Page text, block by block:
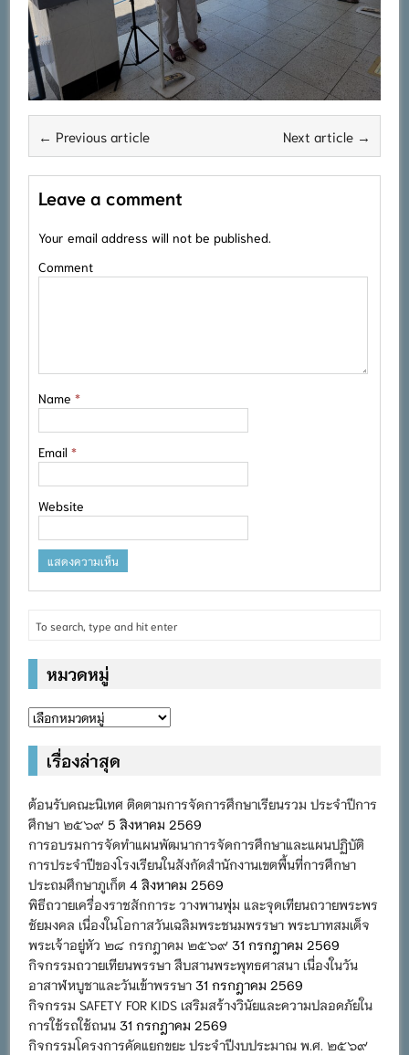
← Previous article Next article →
Leave a comment
Your email address will not be published.
Comment
Name*
Email*
Website
หมวดหมู่
หมวด
เรื่องล่าสุด
ต้อนรับคณะนิเทศ ติดตามการจัดการศึกษาเรียนรวม ประจำปีการ
ศึกษา ๒๕๖๙ 5 สิงหาคม 2569
การอบรมการจัดทำแผนพัฒนาการจัดการศึกษาและแผนปฏิบัติ
การประจำปีของโรงเรียนในสังกัดสำนักงานเขตพื้นที่การศึกษา
ประถมศึกษาภูเก็ต 4 สิงหาคม 2569
พิธีถวายเครื่องราชสักการะ วางพานพุ่ม และจุดเทียนถวายพระพร
ชัยมงคล เนื่องในโอกาสวันเฉลิมพระชนมพรรษา พระบาทสมเด็จ
พระเจ้าอยู่หัว ๒๘ กรกฎาคม ๒๕๖๙ 31 กรกฎาคม 2569
กิจกรรมถวายเทียนพรรษา สืบสานพระพุทธศาสนา เนื่องในวัน
อาสาฬหบูชาและวันเข้าพรรษา 31 กรกฎาคม 2569
กิจกรรม SAFETY FOR KIDS เสริมสร้างวินัยและความปลอดภัยใน
การใช้รถใช้ถนน 31 กรกฎาคม 2569
กิจกรรมโครงการคัดแยกขยะ ประจำปีงบประมาณ พ.ศ. ๒๕๖๙